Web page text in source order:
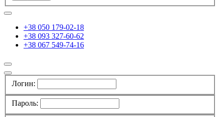
+38 050 179-02-18
+38 093 327-60-62
+38 067 549-74-16
Логин:
Пароль: